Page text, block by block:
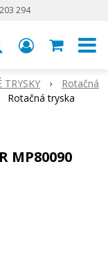
294
TRYSKY
Rotačná
Rotačná tryska
MP80090